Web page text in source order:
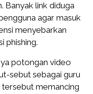
Banyak link diduga
agar masuk
menyebarkan
phishing.
potongan video
sebut sebagai guru
tersebut memancing